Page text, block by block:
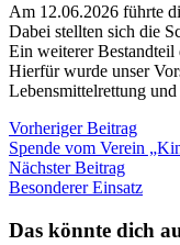
Am 12.06.2026 führte
Dabei stellten sich die
Ein weiterer
Hierfür wurde unser
Lebensmittelrettung
Vorheriger Beitrag
Spende vom Verein
Nächster BeitragNächster
Beitrag:
Besonderer Einsatz
Das könnte dich